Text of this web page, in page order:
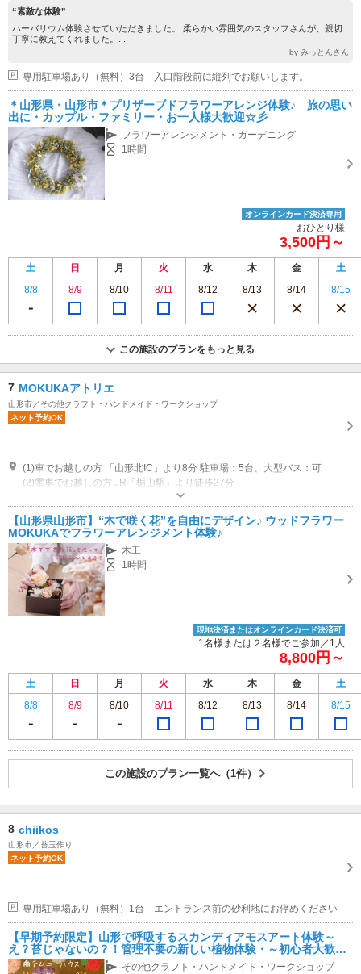
“素敵な体験”
ハーバリウム体験させていただきました。 柔らかい雰囲気のスタッフさんが、親切
丁寧に教えてくれました。...
by みっとんさん
専用駐車場あり（無料）3台 入口階段前に縦列でお願いします。
＊山形県・山形市＊プリザーブドフラワーアレンジ体験♪ 旅の思い
出に・カップル・ファミリー・お一人様大歓迎☆彡
フラワーアレンジメント・ガーデニング
1時間
オンラインカード決済専用
おひとり様
3,500円～
土 日 月 火 水 木 金
土
8/8
8/9 8/10 8/11 8/12 8/13 8/14 8/15
この施設のプランをもっと見る
7 MOKUKAアトリエ
山形市／その他クラフト・ハンドメイド・ワークショップ
ネット予約OK
(1)車でお越しの方 「山形北IC」より8分 駐車場：5台、大型バス：可
(2)電車でお越しの方 JR「楯山駅」より徒歩27分
オープン：10:00 クローズ：16:00 休業日：不定休
【山形県山形市】“木で咲く花”を自由にデザイン♪ ウッドフラワー
MOKUKAでフラワーアレンジメント体験♪
木工
1時間
現地決済またはオンラインカード決済可
1名様または２名様でご参加／1人
8,800円～
土 日 月 火 水 木 金
土
8/8
8/9 8/10 8/11 8/12 8/13 8/14 8/15
この施設のプラン一覧へ（1件）
8 chiikos
山形市／苔玉作り
ネット予約OK
専用駐車場あり（無料）1台 エントランス前の砂利地にお停めください
【早期予約限定】山形で呼吸するスカンディアモスアート体験～
え？苔じゃないの？！管理不要の新しい植物体験・～初心者大歓
迎・女性・ファミリー・お子様におススメ★【山形県山形市】
その他クラフト・ハンドメイド・ワークショップ